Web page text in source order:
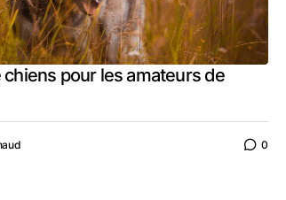
chiens pour les amateurs de
0